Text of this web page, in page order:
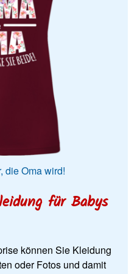
die Oma wird!
für Babys
können Sie Kleidung
oder Fotos und damit